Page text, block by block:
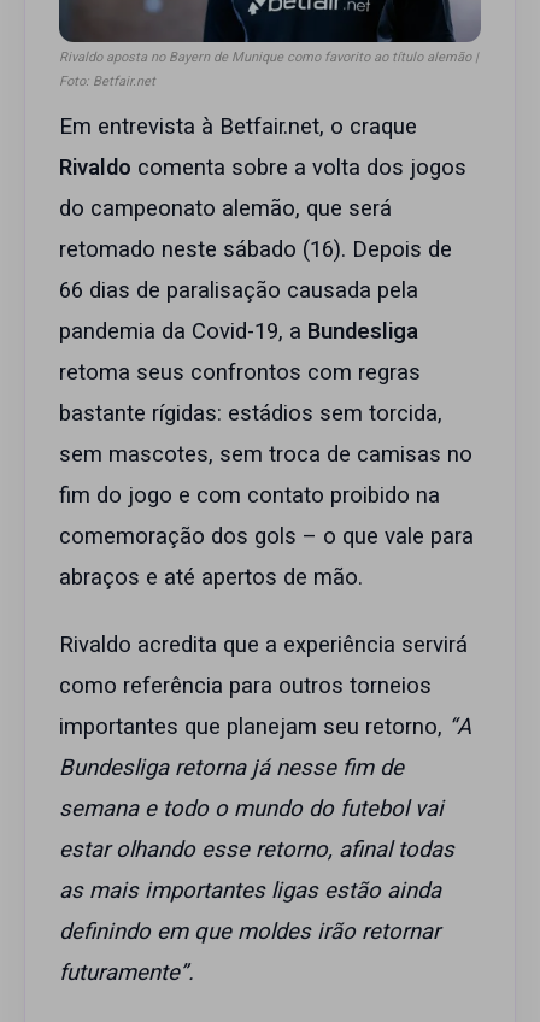
Rivaldo aposta no Bayern de Munique como favorito ao título alemão |
Foto: Betfair.net
Em entrevista à Betfair.net, o craque
Rivaldo comenta sobre a volta dos jogos
do campeonato alemão, que será
retomado neste sábado (16). Depois de
66 dias de paralisação causada pela
pandemia da Covid-19, a Bundesliga
retoma seus confrontos com regras
bastante rígidas: estádios sem torcida,
sem mascotes, sem troca de camisas no
fim do jogo e com contato proibido na
comemoração dos gols – o que vale para
abraços e até apertos de mão.
Rivaldo acredita que a experiência servirá
como referência para outros torneios
importantes que planejam seu retorno, “A
Bundesliga retorna já nesse fim de
semana e todo o mundo do futebol vai
estar olhando esse retorno, afinal todas
as mais importantes ligas estão ainda
definindo em que moldes irão retornar
futuramente”.